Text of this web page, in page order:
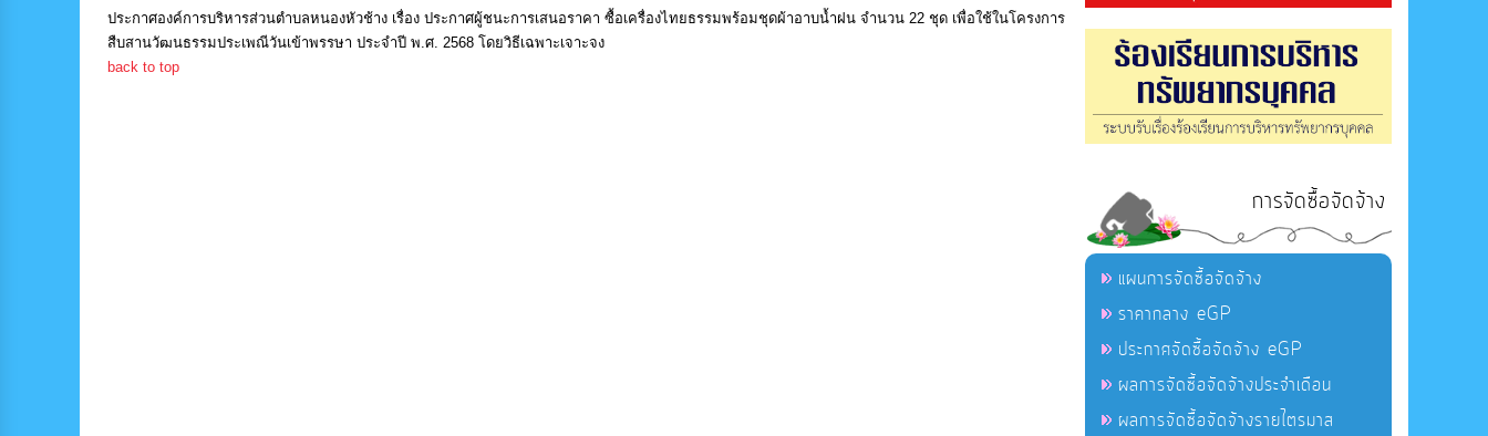
ประกาศองค์การบริหารส่วนตำบลหนองหัวช้าง เรื่อง ประกาศผู้ชนะการเสนอราคา ซื้อเครื่องไทยธรรมพร้อมชุดผ้าอาบน้ำฝน จำนวน 22 ชุด เพื่อใช้ในโครงการ
สืบสานวัฒนธรรมประเพณีวันเข้าพรรษา ประจำปี พ.ศ. 2568 โดยวิธีเฉพาะเจาะจง
back to top
การจัดซื้อจัดจ้าง
แผนการจัดซื้อจัดจ้าง
ราคากลาง eGP
ประกาศจัดซื้อจัดจ้าง eGP
ผลการจัดซื้อจัดจ้างประจำเดือน
ผลการจัดซื้อจัดจ้างรายไตรมาส